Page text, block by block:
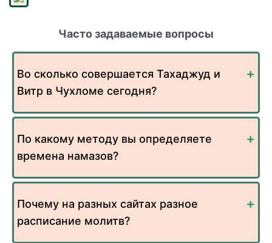
Часто задаваемые вопросы
Во сколько совершается Тахаджуд и
Витр в Чухломе сегодня?
По какому методу вы определяете
времена намазов?
Почему на разных сайтах разное
расписание молитв?